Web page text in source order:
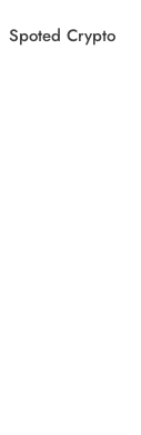
Spoted Crypto